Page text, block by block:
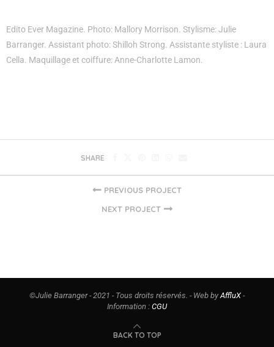
Edito Ever Magazine. Photo: Mallory Morrison. Stylisme: Julie
Barranger. Assistant photo: Shilloh Strong. Assistante styliste : Laura
Cella. Maquillage et coiffure: Anne-Charlotte Lamon.
SHARE
PREVIOUS PROJECT
NEXT PROJECT
©Julie Barranger - 2021 - Tous droits réservés. - Web byAffluX -
Information : CGU
BACK TO TOP